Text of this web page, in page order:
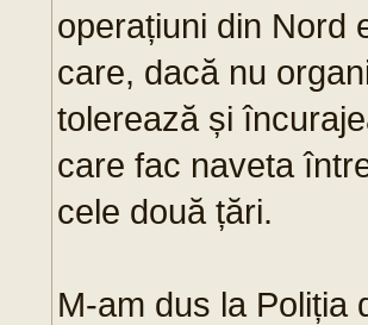
operațiuni din Nord
care, dacă nu
tolerează și
care fac naveta
cele două țări.
M-am dus la Poliția